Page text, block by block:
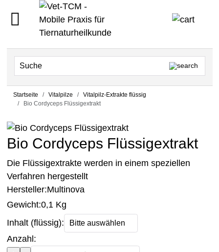
Startseite Vitalpilze
Vitalpilz-Extrakte flüssig
Bio Cordyceps Flüssigextrakt
Bio Cordyceps Flüssigextrakt
Die Flüssigextrakte werden in einem speziellen
Verfahren hergestellt
Hersteller:Multinova
Gewicht:0,1 Kg
Inhalt (flüssig):
Anzahl: